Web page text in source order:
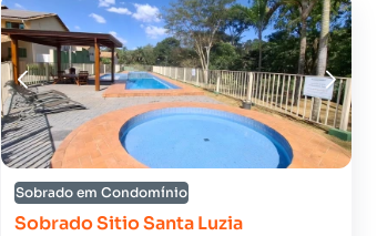
Sobrado em Condomínio
Sobrado Sitio Santa Luzia